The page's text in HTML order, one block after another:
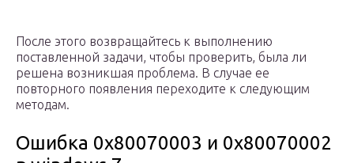
После этого возвращайтесь к выполнению
поставленной задачи, чтобы проверить, была ли
решена возникшая проблема. В случае ее
повторного появления переходите к следующим
методам.
Ошибка 0x80070003 и 0x80070002